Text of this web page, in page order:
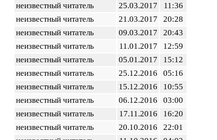
неизвестный читатель
25.03.2017
11:36
неизвестный читатель
21.03.2017
20:28
неизвестный читатель
09.03.2017
20:43
неизвестный читатель
11.01.2017
12:59
неизвестный читатель
05.01.2017
15:12
неизвестный читатель
25.12.2016
05:16
неизвестный читатель
15.12.2016
10:55
неизвестный читатель
06.12.2016
03:00
неизвестный читатель
17.11.2016
16:20
неизвестный читатель
20.10.2016
22:01